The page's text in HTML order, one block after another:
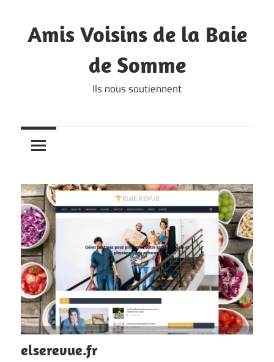
content
Amis Voisins de la Baie
de Somme
Ils nous soutiennent
elserevue.fr